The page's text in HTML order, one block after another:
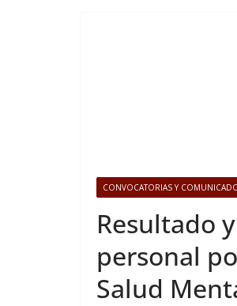
CONVOCATORIAS Y
Resultado
personal
Salud